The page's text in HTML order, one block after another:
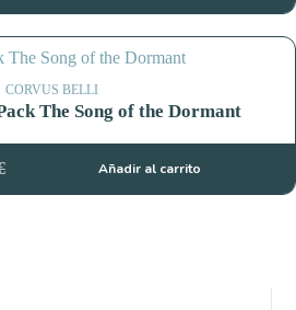
CORVUS BELLI
The Song of the Dormant
Añadir al carrito